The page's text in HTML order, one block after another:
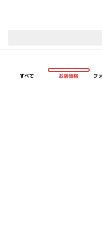
すべて お店価格 フ